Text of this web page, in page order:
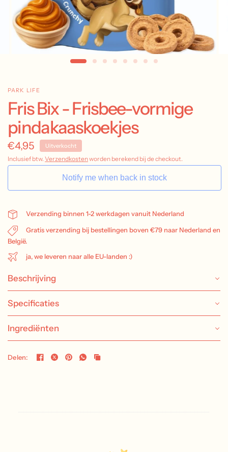
PARK LIFE
Fris Bix - Frisbee-vormige
pindakaaskoekjes
€4,95 Uitverkocht
Inclusief btw. Verzendkostenworden berekend bij de checkout.
Notify me when back in stock
Verzending binnen 1-2 werkdagen vanuit Nederland
Gratis verzending bij bestellingen boven €79 naar Nederland en
België.
ja, we leveren naar alle EU-landen :)
Beschrijving
Specificaties
Ingrediënten
Delen: